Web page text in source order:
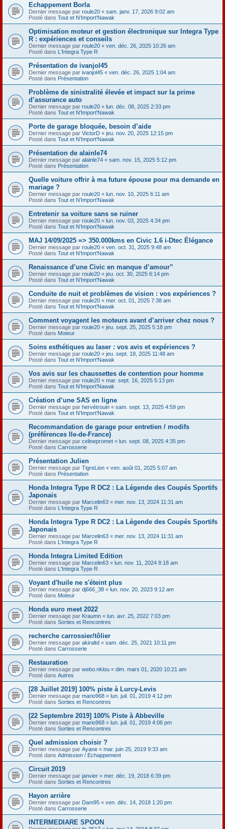
Echappement Borla
Dernier message par roule20 « sam. janv. 17, 2026 9:02 am
Posté dans Tout et N'Import'Nawak
Optimisation moteur et gestion électronique sur Integra Type
R : expériences et conseils
Dernier message par roule20 « ven. déc. 26, 2025 10:26 am
Posté dans L'Integra Type R
Présentation de ivanjol45
Dernier message par ivanjol45 « ven. déc. 26, 2025 1:04 am
Posté dans Présentation
Problème de sinistralité élevée et impact sur la prime
d’assurance auto
Dernier message par roule20 « lun. déc. 08, 2025 2:33 pm
Posté dans Tout et N'Import'Nawak
Porte de garage bloquée, besoin d’aide
Dernier message par VictorD « jeu. nov. 20, 2025 12:15 pm
Posté dans Tout et N'Import'Nawak
Présentation de alainle74
Dernier message par alainle74 « sam. nov. 15, 2025 5:12 pm
Posté dans Présentation
Quelle voiture offrir à ma future épouse pour ma demande en
mariage ?
Dernier message par roule20 « lun. nov. 10, 2025 6:11 am
Posté dans Tout et N'Import'Nawak
Entretenir sa voiture sans se ruiner
Dernier message par roule20 « lun. nov. 03, 2025 4:34 pm
Posté dans Tout et N'Import'Nawak
MAJ 14/09/2025 => 350.000kms en Civic 1.6 i-Dtec Élégance
Dernier message par roule20 « ven. oct. 31, 2025 9:48 am
Posté dans Tout et N'Import'Nawak
Renaissance d’une Civic en manque d’amour”
Dernier message par roule20 « jeu. oct. 30, 2025 6:14 pm
Posté dans Tout et N'Import'Nawak
Conduite de nuit et problèmes de vision : vos expériences ?
Dernier message par roule20 « mer. oct. 01, 2025 7:38 am
Posté dans Tout et N'Import'Nawak
Comment voyagent les moteurs avant d’arriver chez nous ?
Dernier message par roule20 « jeu. sept. 25, 2025 5:18 pm
Posté dans Moteur
Soins esthétiques au laser : vos avis et expériences ?
Dernier message par roule20 « jeu. sept. 18, 2025 11:48 am
Posté dans Tout et N'Import'Nawak
Vos avis sur les chaussettes de contention pour homme
Dernier message par roule20 « mar. sept. 16, 2025 5:13 pm
Posté dans Tout et N'Import'Nawak
Création d’une SAS en ligne
Dernier message par hervétrouin « sam. sept. 13, 2025 4:59 pm
Posté dans Tout et N'Import'Nawak
Recommandation de garage pour entretien / modifs
(préférences Ile-de-France)
Dernier message par celinepromet « lun. sept. 08, 2025 4:35 pm
Posté dans Carrosserie
Présentation Julien
Dernier message par TigreLion « ven. août 01, 2025 5:07 am
Posté dans Présentation
Honda Integra Type R DC2 : La Légende des Coupés Sportifs
Japonais
Dernier message par Marcelin63 « mer. nov. 13, 2024 11:31 am
Posté dans L'Integra Type R
Honda Integra Type R DC2 : La Légende des Coupés Sportifs
Japonais
Dernier message par Marcelin63 « mer. nov. 13, 2024 11:31 am
Posté dans L'Integra Type R
Honda Integra Limited Edition
Dernier message par Marcelin63 « lun. nov. 11, 2024 8:18 am
Posté dans L'Integra Type R
Voyant d'huile ne s'éteint plus
Dernier message par dj666_38 « lun. nov. 20, 2023 9:12 am
Posté dans Moteur
Honda euro meet 2022
Dernier message par Kraumn « lun. avr. 25, 2022 7:03 pm
Posté dans Sorties et Rencontres
recherche carrossier/tôlier
Dernier message par akiraltd « sam. déc. 25, 2021 10:11 pm
Posté dans Carrosserie
Restauration
Dernier message par webo.nklou « dim. mars 01, 2020 10:21 am
Posté dans Autres
[28 Juillet 2019] 100% piste à Lurcy-Levis
Dernier message par mario968 « lun. juil. 01, 2019 4:12 pm
Posté dans Sorties et Rencontres
[22 Septembre 2019] 100% Piste à Abbeville
Dernier message par mario968 « lun. juil. 01, 2019 4:06 pm
Posté dans Sorties et Rencontres
Quel admission choisir ?
Dernier message par Ayane « mar. juin 25, 2019 9:33 am
Posté dans Admission / Echappement
Circuit 2019
Dernier message par janvier « mer. déc. 19, 2018 6:39 pm
Posté dans Sorties et Rencontres
Hayon arrière
Dernier message par Dam95 « ven. déc. 14, 2018 1:20 pm
Posté dans Carrosserie
INTERMEDIARE SPOON